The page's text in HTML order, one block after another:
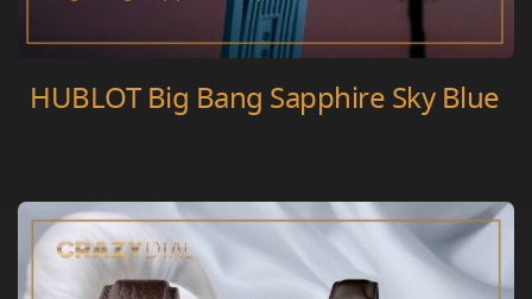
HUBLOT Big Bang Sapphire Sky Blue